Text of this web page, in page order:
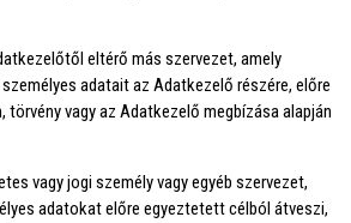
eltérő más szervezet, amely
adatait az Adatkezelő részére, előre
vagy az Adatkezelő megbízása alapján
vagy jogi személy vagy egyéb szervezet,
adatokat előre egyeztetett célból átveszi,